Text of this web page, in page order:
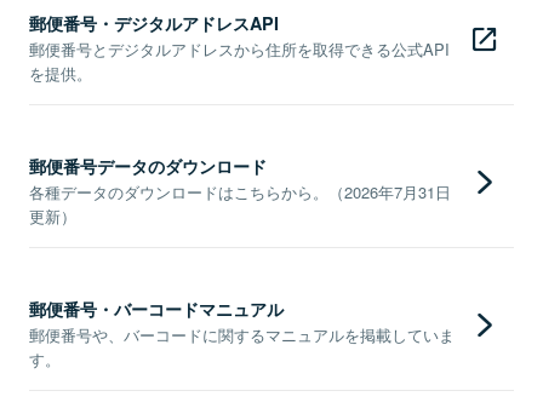
郵便番号・デジタルアドレスAPI
郵便番号とデジタルアドレスから住所を取得できる公式API
を提供。
郵便番号データのダウンロード
各種データのダウンロードはこちらから。（2026年7月31日
更新）
郵便番号・バーコードマニュアル
郵便番号や、バーコードに関するマニュアルを掲載していま
す。